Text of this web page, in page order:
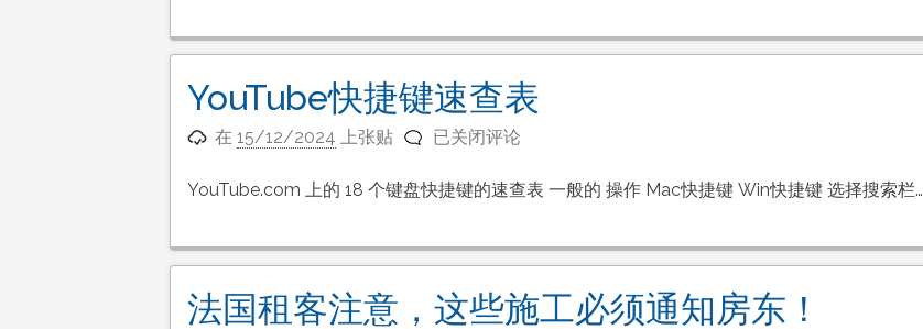
解
方
案
统
时
会
出
蓝
或
死
机
怎
YouTube快捷键速查表
在15/12/2024 上张贴
YouTube
捷
速
查
表
已关闭评论
YouTube.com 上的 18 个键盘快捷键的速查表 一般的 操作 Mac快捷键 Win快捷键 选择搜索栏…
法国租客注意，这些施工必须通知房东！